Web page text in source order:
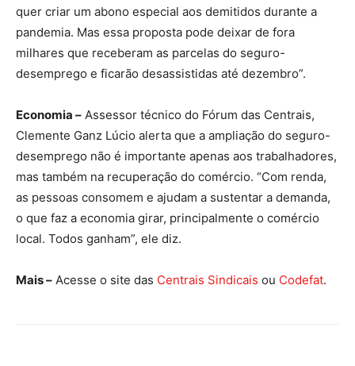
quer criar um abono especial aos demitidos durante a
pandemia. Mas essa proposta pode deixar de fora
milhares que receberam as parcelas do seguro-
desemprego e ficarão desassistidas até dezembro”.
Economia – Assessor técnico do Fórum das Centrais,
Clemente Ganz Lúcio alerta que a ampliação do seguro-
desemprego não é importante apenas aos trabalhadores,
mas também na recuperação do comércio. “Com renda,
as pessoas consomem e ajudam a sustentar a demanda,
o que faz a economia girar, principalmente o comércio
local. Todos ganham”, ele diz.
Mais – Acesse o site das Centrais Sindicais ou Codefat.